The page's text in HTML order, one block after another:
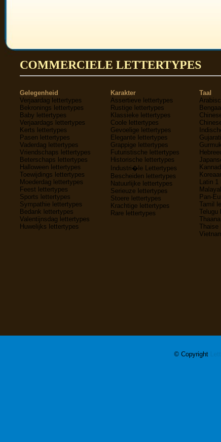
COMMERCIELE LETTERTYPES
Gelegenheid
Verjaardag lettertypes
Bekronings lettertypes
Baby lettertypes
Verjaardags lettertypes
Kerts lettertypes
Pasen lettertypes
Vaderdag lettertypes
Vriendschaps lettertypes
Beterschaps lettertypes
Halloween lettertypes
Toewijdings lettertypes
Moederdag lettertypes
Feest lettertypes
Sports lettertypes
Sympathie lettertypes
Bedank lettertypes
Valentijnsdag lettertypes
Huwelijks lettertypes
Karakter
Assertieve lettertypes
Rustige lettertypes
Klassieke lettertypes
Coole lettertypes
Gevoelige lettertypes
Elegante lettertypes
Grappige lettertypes
Futuristische lettertypes
Historische lettertypes
Industri�le Lettertypes
Bescheiden lettertypes
Natuurlijke lettertypes
Serieuze lettertypes
Stoere lettertypes
Krachtige lettertypes
Rare lettertypes
Taal
Latin 1
Pan-
Tamil
Telugu
Thaise
© Copyright